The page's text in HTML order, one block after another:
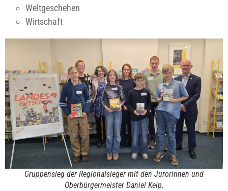
Weltgeschehen
Wirtschaft
Gruppensieg der Regionalsieger mit den Jurorinnen und
Oberbürgermeister Daniel Keip.